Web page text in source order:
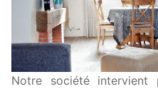
Notre société